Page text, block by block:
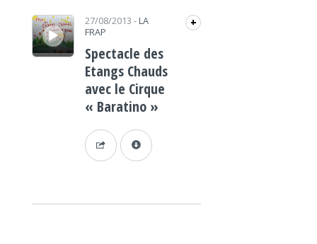
Lecteur audio 27/08/2013 - LA
FRAP
+
Spectacle des
Etangs Chauds
avec le Cirque
« Baratino »